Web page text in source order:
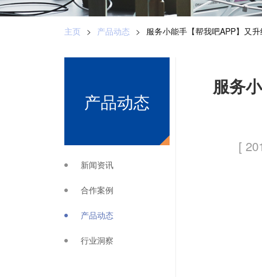
主页 > 产品动态 > 服务小能手【帮我吧APP】又
产品动态
新闻资讯
合作案例
产品动态
行业洞察
服务
[